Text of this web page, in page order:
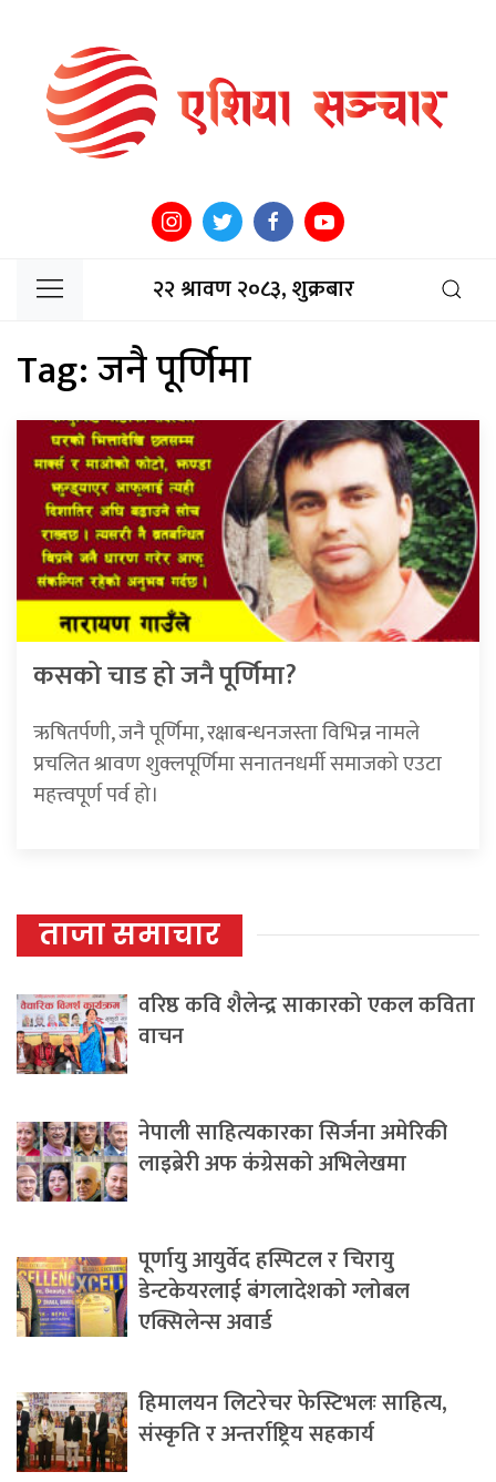
२२ श्रावण २०८३, शुक्रबार
Tag:जनै पूर्णिमा
कसको चाड हो जनै पूर्णिमा?
ऋषितर्पणी, जनै पूर्णिमा, रक्षाबन्धनजस्ता विभिन्न नामले
प्रचलित श्रावण शुक्लपूर्णिमा सनातनधर्मी समाजको एउटा
महत्त्वपूर्ण पर्व हो।
ताजा समाचार
वरिष्ठ कवि शैलेन्द्र साकारको एकल कविता
वाचन
नेपाली साहित्यकारका सिर्जना अमेरिकी
लाइब्रेरी अफ कंग्रेसको अभिलेखमा
पूर्णायु आयुर्वेद हस्पिटल र चिरायु
डेन्टकेयरलाई बंगलादेशको ग्लोबल
एक्सिलेन्स अवार्ड
हिमालयन लिटरेचर फेस्टिभलः साहित्य,
संस्कृति र अन्तर्राष्ट्रिय सहकार्य